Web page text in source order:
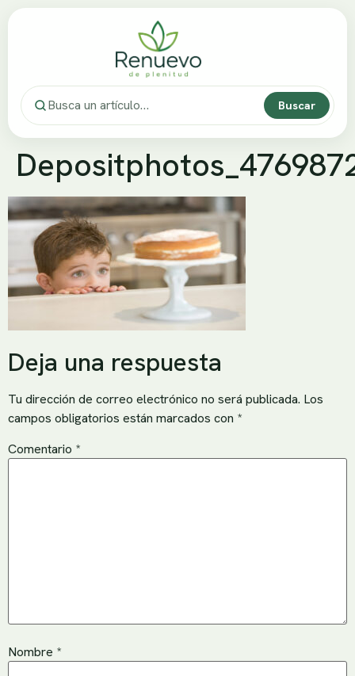
Buscar
Deja una respuesta
Tu dirección de correo electrónico no será publicada. Los
campos obligatorios están marcados con *
Comentario *
Nombre *